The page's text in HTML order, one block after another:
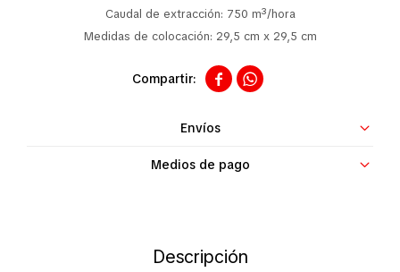
Caudal de extracción: 750 m³/hora
Medidas de colocación: 29,5 cm x 29,5 cm
 
Envíos
Medios de pago
Descripción
Contacto